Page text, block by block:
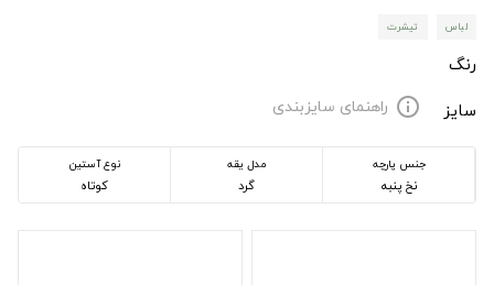
لباس تیشرت
رنگ
سایز
info راهنمای سایزبندی
جنس پارچه
نخ پنبه
مدل یقه
گرد
نوع آستین
کوتاه